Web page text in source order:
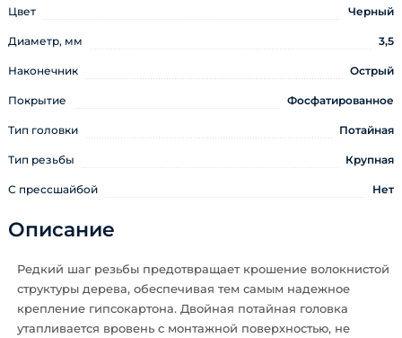
Цвет Черный
Диаметр, мм 3,5
Наконечник Острый
Покрытие Фосфатированное
Тип головки Потайная
Тип резьбы Крупная
С прессшайбой Нет
Описание
Редкий шаг резьбы предотвращает крошение волокнистой
структуры дерева, обеспечивая тем самым надежное
крепление гипсокартона. Двойная потайная головка
утапливается вровень с монтажной поверхностью, не